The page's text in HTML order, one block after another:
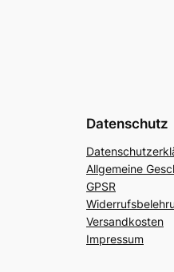
Datenschutz
Allgemeine
GPSR
Versandkosten
Impressum